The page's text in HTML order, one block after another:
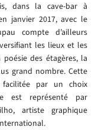
dans la cave-bar à
janvier 2017, avec le
compte d’ailleurs
les lieux et les
des étagères, la
grand nombre. Cette
facilitée par un choix
est représenté par
artiste graphique